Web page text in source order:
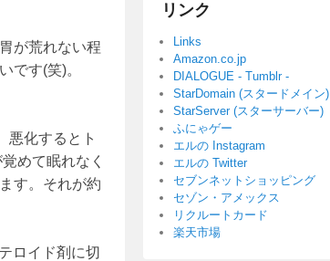
が荒れない程
です(笑)。
悪化するとト
めて眠れなく
す。それが約
ロイド剤に切
リンク
Links
Amazon.co.jp
DIALOGUE - Tumblr -
StarDomain (スタードメイン)
StarServer (スターサーバー)
ふにゃゲー
エルの Instagram
エルの Twitter
セブンネットショッピング
セゾン・アメックス
リクルートカード
楽天市場